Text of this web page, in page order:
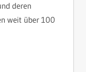
deren
weit über 100